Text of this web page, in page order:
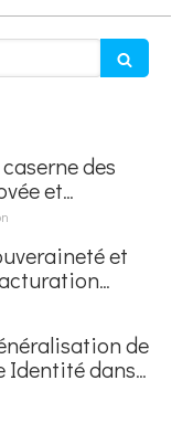
des
et
et
de
Identité dans